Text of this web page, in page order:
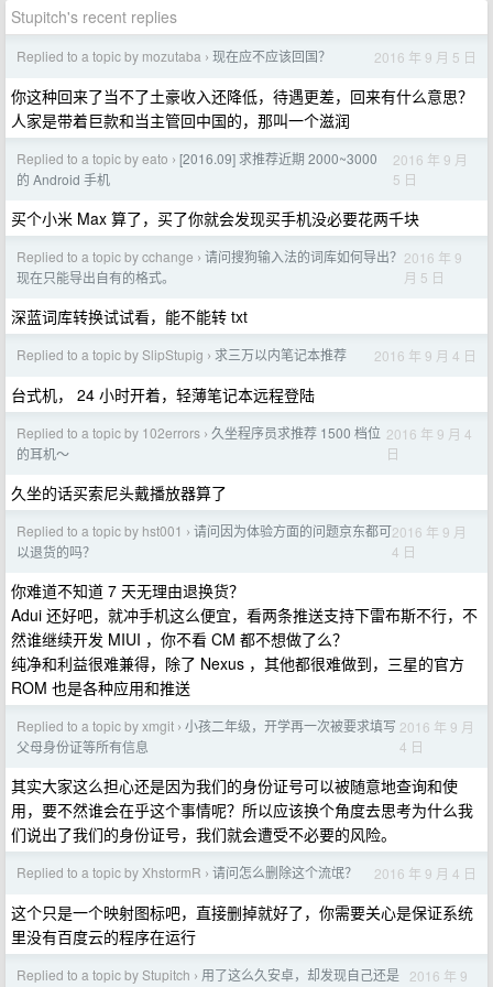
Stupitch's recent replies
Replied to a topic by mozutaba › 现在应不应该回国？ 2016 年 9 月 5 日
你这种回来了当不了土豪收入还降低，待遇更差，回来有什么意思？
人家是带着巨款和当主管回中国的，那叫一个滋润
Replied to a topic by eato › [2016.09] 求推荐近期 2000~3000
的 Android 手机
2016 年 9 月
5 日
买个小米 Max 算了，买了你就会发现买手机没必要花两千块
Replied to a topic by cchange › 请问搜狗输入法的词库如何导出？
现在只能导出自有的格式。
2016 年 9
月 5 日
深蓝词库转换试试看，能不能转 txt
Replied to a topic by SlipStupig › 求三万以内笔记本推荐 2016 年 9 月 4 日
台式机， 24 小时开着，轻薄笔记本远程登陆
Replied to a topic by 102errors › 久坐程序员求推荐 1500 档位
的耳机～
2016 年 9 月 4
日
久坐的话买索尼头戴播放器算了
Replied to a topic by hst001 › 请问因为体验方面的问题京东都可
以退货的吗？
2016 年 9 月
4 日
你难道不知道 7 天无理由退换货？
Adui 还好吧，就冲手机这么便宜，看两条推送支持下雷布斯不行，不
然谁继续开发 MIUI ，你不看 CM 都不想做了么？
纯净和利益很难兼得，除了 Nexus ，其他都很难做到，三星的官方
ROM 也是各种应用和推送
Replied to a topic by xmgit › 小孩二年级，开学再一次被要求填写
父母身份证等所有信息
2016 年 9 月
4 日
其实大家这么担心还是因为我们的身份证号可以被随意地查询和使
用，要不然谁会在乎这个事情呢？所以应该换个角度去思考为什么我
们说出了我们的身份证号，我们就会遭受不必要的风险。
Replied to a topic by XhstormR › 请问怎么删除这个流氓？ 2016 年 9 月 4 日
这个只是一个映射图标吧，直接删掉就好了，你需要关心是保证系统
里没有百度云的程序在运行
Replied to a topic by Stupitch › 用了这么久安卓，却发现自己还是 2016 年 9